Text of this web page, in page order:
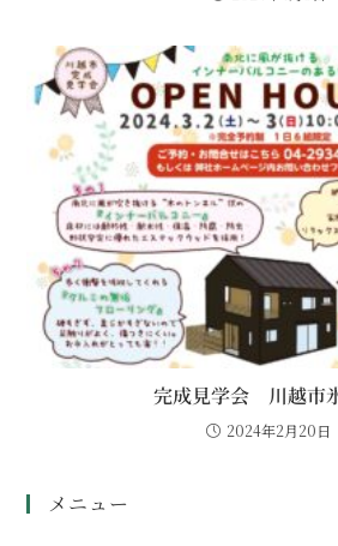
完成見学会 川越市
2024年2月20日
メニュー